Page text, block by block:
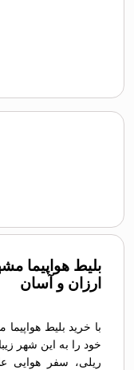
بلیط هواپیما
ارزان و آسان
با خرید بلیط
خود را به این شهر
ریلی، سفر هوایی